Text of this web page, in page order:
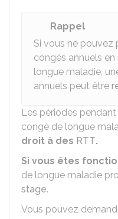
Rappel
Si vous ne pouvez
congés annuels
longue maladie,
annuels peut être
Les périodes
congé de longue
droit à des RTT.
Si vous êtes
de longue maladie
stage.
Vous pouvez